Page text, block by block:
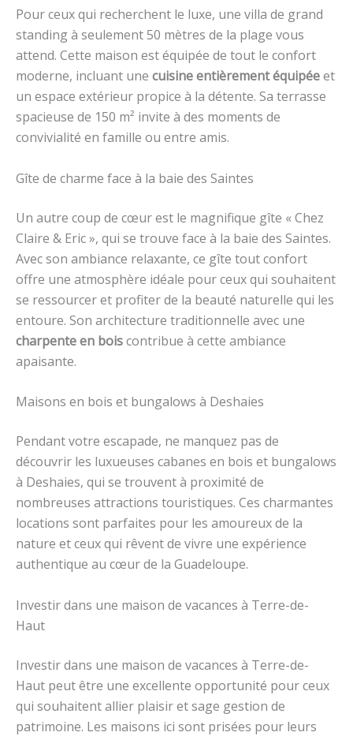
Pour ceux qui recherchent le luxe, une villa de grand
standing à seulement 50 mètres de la plage vous
attend. Cette maison est équipée de tout le confort
moderne, incluant une cuisine entièrement équipéeet
un espace extérieur propice à la détente. Sa terrasse
spacieuse de 150 m² invite à des moments de
convivialité en famille ou entre amis.
Gîte de charme face à la baie des Saintes
Un autre coup de cœur est le magnifique gîte « Chez
Claire & Eric », qui se trouve face à la baie des Saintes.
Avec son ambiance relaxante, ce gîte tout confort
offre une atmosphère idéale pour ceux qui souhaitent
se ressourcer et profiter de la beauté naturelle qui les
entoure. Son architecture traditionnelle avec une
charpente en boiscontribue à cette ambiance
apaisante.
Maisons en bois et bungalows à Deshaies
Pendant votre escapade, ne manquez pas de
découvrir les luxueuses cabanes en bois et bungalows
à Deshaies, qui se trouvent à proximité de
nombreuses attractions touristiques. Ces charmantes
locations sont parfaites pour les amoureux de la
nature et ceux qui rêvent de vivre une expérience
authentique au cœur de la Guadeloupe.
Investir dans une maison de vacances à Terre-de-
Haut
Investir dans une maison de vacances à Terre-de-
Haut peut être une excellente opportunité pour ceux
qui souhaitent allier plaisir et sage gestion de
patrimoine. Les maisons ici sont prisées pour leurs